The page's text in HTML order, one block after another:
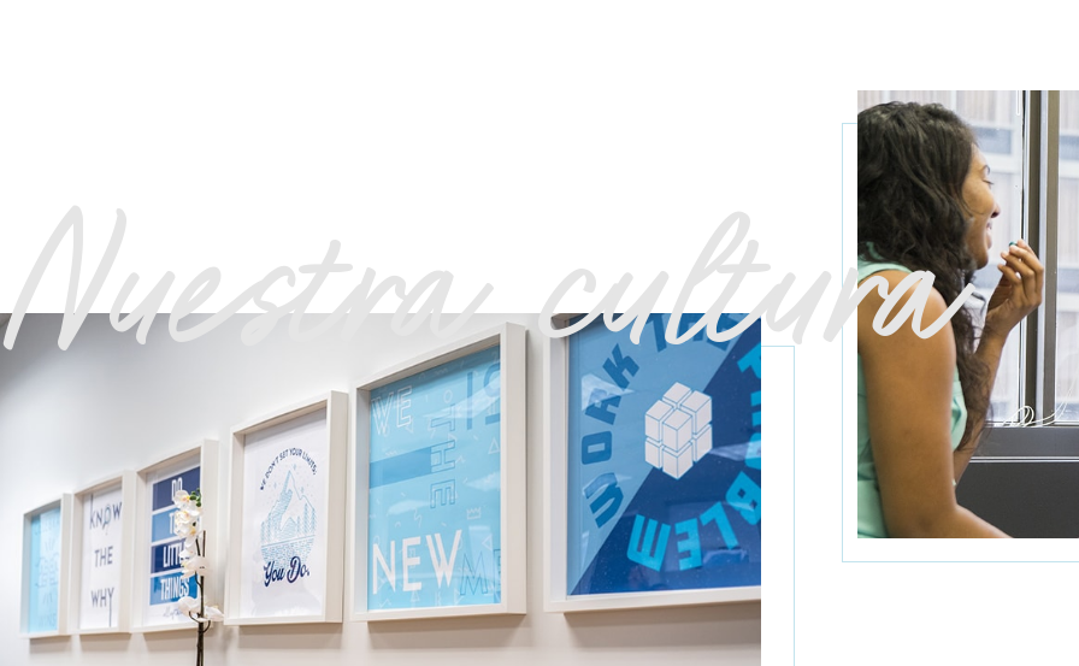
Nuestra cultura